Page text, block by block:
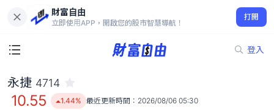
財富自由
立即使用APP，開啟您的股市智慧導航！
打開
登入
10.55
1.44%
永捷 4714
10.55 1.44% 最近更新時間： 2026/08/06 05:30